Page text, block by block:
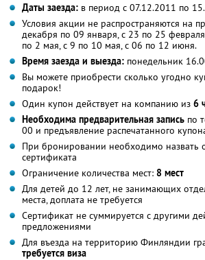
Даты заезда: в период с 07.12.2011 по
Условия акции не распространяются на
декабря по 09 января, с 23 по 25
по 2 мая, с 9 по 10 мая, с 06 по 12 июня.
Время заезда и выезда: понедельник
Вы можете приобрести сколько угодно
подарок!
Один купон действует на компанию из 6
Необходима предварительная запись по
00 и предъявление распечатанного
При бронировании необходимо назвать
сертификата
Ограничение количества мест: 8 мест
Для детей до 12 лет, не занимающих
места, доплата не требуется
Сертификат не суммируется с другими
предложениями
Для въезда на территорию Финляндии
требуется виза